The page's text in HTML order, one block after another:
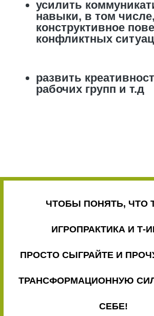
усилить
навыки, в том числе,
конструктивное
конфликтных
развить
рабочих групп и т.д
ЧТОБЫ ПОНЯТЬ, ЧТО
ИГРОПРАКТИКА И Т-
ПРОСТО СЫГРАЙТЕ И
ТРАНСФОРМАЦИОННУЮ
СЕБЕ!